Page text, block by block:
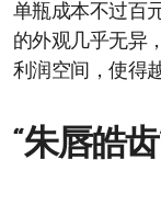
单瓶成本不过百
的外观几乎无异
利润空间，使得
“朱唇皓